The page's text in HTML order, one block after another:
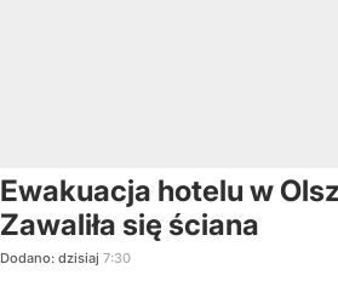
Ewakuacja hotelu w
Zawaliła się ściana
Dodano: dzisiaj 7:30